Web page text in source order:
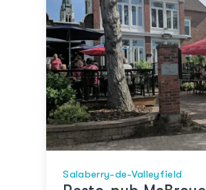
Salaberry-de-Valleyfield